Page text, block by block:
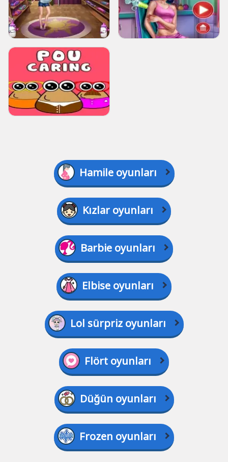
Hamile oyunları
Kızlar oyunları
Barbie oyunları
Elbise oyunları
Lol sürpriz oyunları
Flört oyunları
Düğün oyunları
Frozen oyunları